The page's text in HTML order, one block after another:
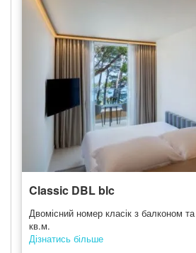
Classic DBL blc
Двомісний номер класік з балконом
кв.м.
Дізнатись більше